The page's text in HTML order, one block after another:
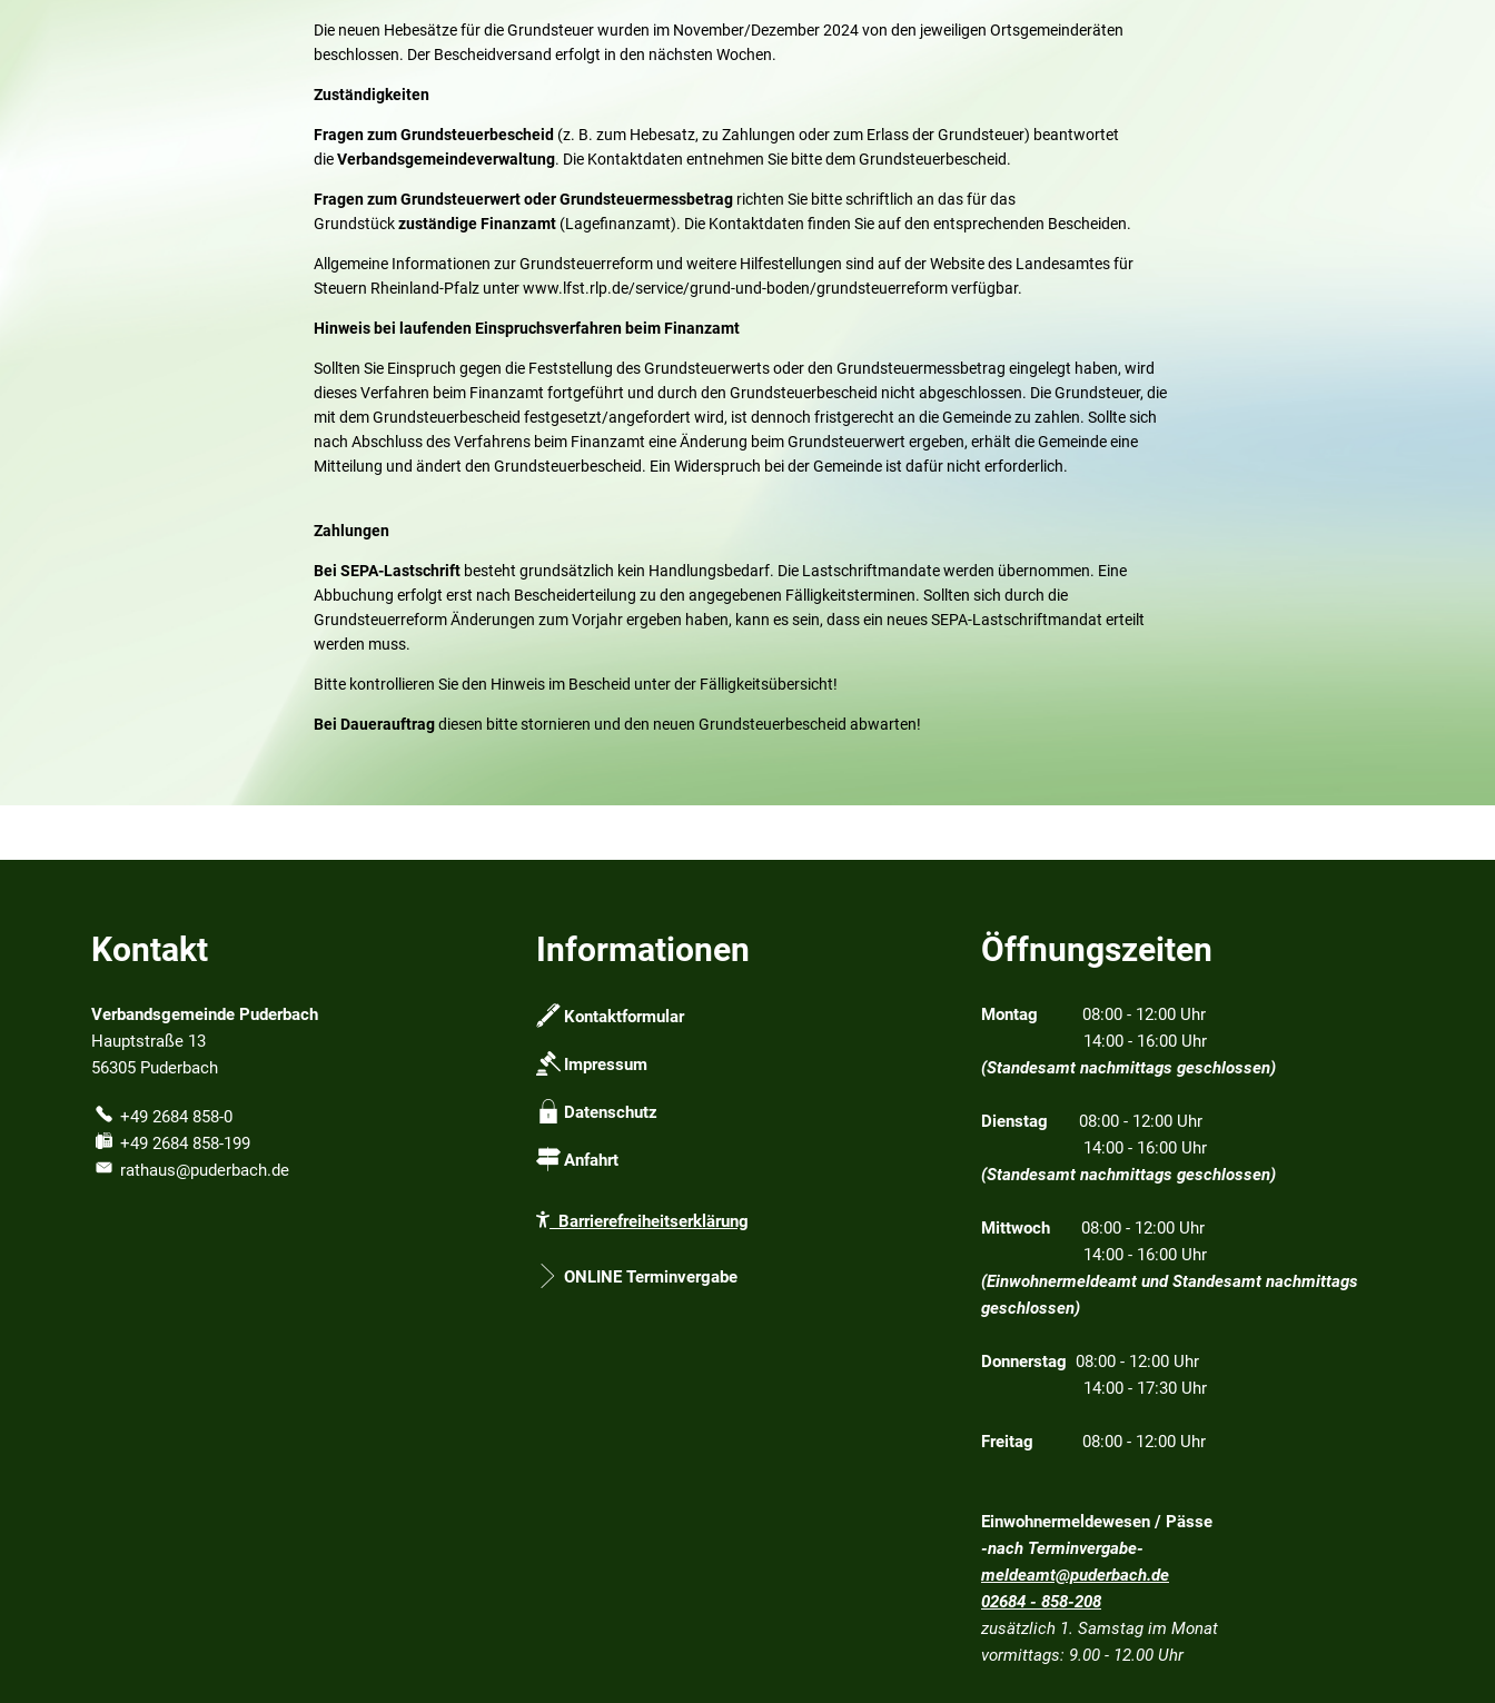
Die neuen Hebesätze für die Grundsteuer wurden im November/Dezember 2024 von den jeweiligen Ortsgemeinderäten
beschlossen. Der Bescheidversand erfolgt in den nächsten Wochen.
Zuständigkeiten
Fragen zum Grundsteuerbescheid (z. B. zum Hebesatz, zu Zahlungen oder zum Erlass der Grundsteuer) beantwortet
dieVerbandsgemeindeverwaltung. Die Kontaktdaten entnehmen Sie bitte dem Grundsteuerbescheid.
Fragen zum Grundsteuerwert oder Grundsteuermessbetrag richten Sie bitte schriftlich an das für das
Grundstückzuständige Finanzamt (Lagefinanzamt). Die Kontaktdaten finden Sie auf den entsprechenden Bescheiden.
Allgemeine Informationen zur Grundsteuerreform und weitere Hilfestellungen sind auf der Website des Landesamtes für
Steuern Rheinland-Pfalz unter www.lfst.rlp.de/service/grund-und-boden/grundsteuerreform verfügbar.
Hinweis bei laufenden Einspruchsverfahren beim Finanzamt
Sollten Sie Einspruch gegen die Feststellung des Grundsteuerwerts oder den Grundsteuermessbetrag eingelegt haben, wird
dieses Verfahren beim Finanzamt fortgeführt und durch den Grundsteuerbescheid nicht abgeschlossen. Die Grundsteuer, die
mit dem Grundsteuerbescheid festgesetzt/angefordert wird, ist dennoch fristgerecht an die Gemeinde zu zahlen. Sollte sich
nach Abschluss des Verfahrens beim Finanzamt eine Änderung beim Grundsteuerwert ergeben, erhält die Gemeinde eine
Mitteilung und ändert den Grundsteuerbescheid. Ein Widerspruch bei der Gemeinde ist dafür nicht erforderlich.
Zahlungen
Bei SEPA-Lastschrift besteht grundsätzlich kein Handlungsbedarf. Die Lastschriftmandate werden übernommen. Eine
Abbuchung erfolgt erst nach Bescheiderteilung zu den angegebenen Fälligkeitsterminen. Sollten sich durch die
Grundsteuerreform Änderungen zum Vorjahr ergeben haben, kann es sein, dass ein neues SEPA-Lastschriftmandat erteilt
werden muss.
Bitte kontrollieren Sie den Hinweis im Bescheid unter der Fälligkeitsübersicht!
Bei Dauerauftragdiesen bitte stornieren und den neuen Grundsteuerbescheid abwarten!
Kontakt
Verbandsgemeinde Puderbach
Hauptstraße 13
56305 Puderbach
+49 2684 858-0
+49 2684 858-199
rathaus@puderbach.de
Informationen
Kontaktformular
Impressum
Datenschutz
Anfahrt
Barrierefreiheitserklärung
ONLINE Terminvergabe
Öffnungszeiten
Montag 08:00 - 12:00 Uhr
14:00 - 16:00 Uhr
(Standesamt nachmittags geschlossen)
Dienstag 08:00 - 12:00 Uhr
14:00 - 16:00 Uhr
(Standesamt nachmittags geschlossen)
Mittwoch 08:00 - 12:00 Uhr
14:00 - 16:00 Uhr
(Einwohnermeldeamt und Standesamt nachmittags
geschlossen)
Donnerstag 08:00 - 12:00 Uhr
14:00 - 17:30 Uhr
Freitag 08:00 - 12:00 Uhr
Einwohnermeldewesen / Pässe
-nach Terminvergabe-
meldeamt@puderbach.de
02684 - 858-208
zusätzlich 1. Samstag im Monat
vormittags: 9.00 - 12.00 Uhr